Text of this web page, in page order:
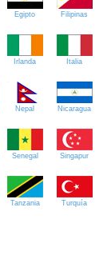
Egipto Filipinas
Irlanda Italia
Nepal Nicaragua
Senegal Singapur
Tanzania Turquía